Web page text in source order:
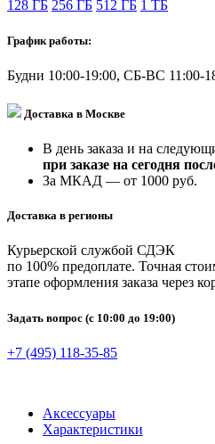
128 ГБ 256 ГБ 512 ГБ 1 ТБ
График работы:
Будни 10:00-19:00, СБ-ВС 11:00-
Доставка в Москве
В день заказа и на
при заказе на сегодня
За МКАД — от 1000 руб.
Доставка в регионы
Курьерской службой СДЭК
по 100% предоплате. Точная
этапе оформления заказа через
Задать вопрос (с 10:00 до 19:00)
+7 (495) 118-35-85
Аксессуары
Характеристики